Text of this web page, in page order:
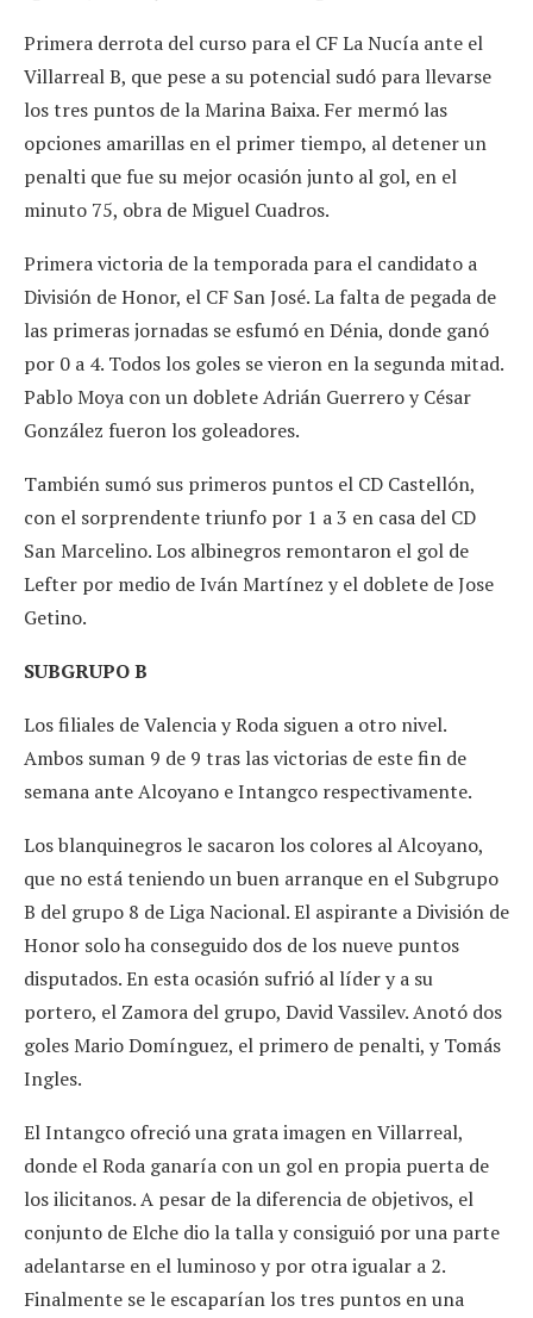
Primera derrota del curso para el CF La Nucía ante el
Villarreal B, que pese a su potencial sudó para llevarse
los tres puntos de la Marina Baixa. Fer mermó las
opciones amarillas en el primer tiempo, al detener un
penalti que fue su mejor ocasión junto al gol, en el
minuto 75, obra de Miguel Cuadros.
Primera victoria de la temporada para el candidato a
División de Honor, el CF San José. La falta de pegada de
las primeras jornadas se esfumó en Dénia, donde ganó
por 0 a 4. Todos los goles se vieron en la segunda mitad.
Pablo Moya con un doblete Adrián Guerrero y César
González fueron los goleadores.
También sumó sus primeros puntos el CD Castellón,
con el sorprendente triunfo por 1 a 3 en casa del CD
San Marcelino. Los albinegros remontaron el gol de
Lefter por medio de Iván Martínez y el doblete de Jose
Getino.
SUBGRUPO B
Los filiales de Valencia y Roda siguen a otro nivel.
Ambos suman 9 de 9 tras las victorias de este fin de
semana ante Alcoyano e Intangco respectivamente.
Los blanquinegros le sacaron los colores al Alcoyano,
que no está teniendo un buen arranque en el Subgrupo
B del grupo 8 de Liga Nacional. El aspirante a División de
Honor solo ha conseguido dos de los nueve puntos
disputados. En esta ocasión sufrió al líder y a su
portero, el Zamora del grupo, David Vassilev. Anotó dos
goles Mario Domínguez, el primero de penalti, y Tomás
Ingles.
El Intangco ofreció una grata imagen en Villarreal,
donde el Roda ganaría con un gol en propia puerta de
los ilicitanos. A pesar de la diferencia de objetivos, el
conjunto de Elche dio la talla y consiguió por una parte
adelantarse en el luminoso y por otra igualar a 2.
Finalmente se le escaparían los tres puntos en una